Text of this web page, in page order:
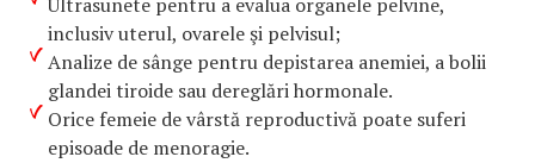
inclusiv uterul, ovarele şi pelvisul;
Analize de sânge pentru depistarea anemiei, a bolii
glandei tiroide sau dereglări hormonale.
Orice femeie de vârstă reproductivă poate suferi
episoade de menoragie.